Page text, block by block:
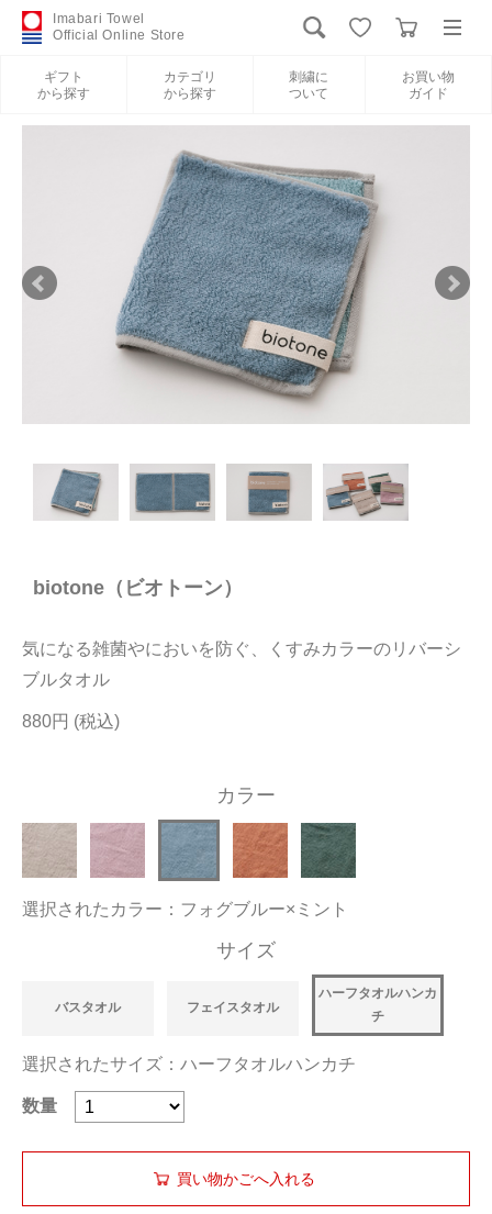
Imabari Towel
Official Online Store
ギフト
から探す
カテゴリ
から探す
刺繍に
ついて
お買い物
ガイド
新規会員登録
カテゴリから探す
刺繍について
当サイトについて
店舗リスト
ヘルプ
大量購入・法人向けの購入の方は
お問い合わせ
biotone（ビオトーン）
気になる雑菌やにおいを防ぐ、くすみカラーのリバーシ
ブルタオル
880円
カラー
選択されたカラー：フォグブルー×ミント
サイズ
バスタオル フェイスタオル
ハーフタオルハンカ
チ
選択されたサイズ：ハーフタオルハンカチ
数量